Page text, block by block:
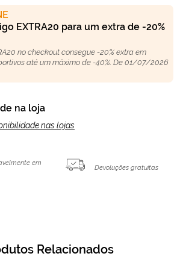
EXTRA20 para um extra de -20%
no checkout consegue -20% extra em
até um máximo de -40%. De 01/07/2026
na loja
nas lojas
em
Devoluções gratuitas
Relacionados